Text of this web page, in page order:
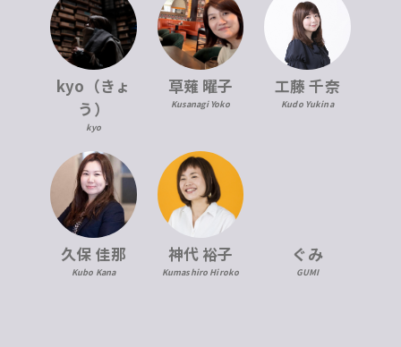
kyo（きょ
う）
kyo
草薙 曜子
Kusanagi Yoko
工藤 千奈
Kudo Yukina
久保 佳那
Kubo Kana
神代 裕子
Kumashiro Hiroko
ぐみ
GUMI